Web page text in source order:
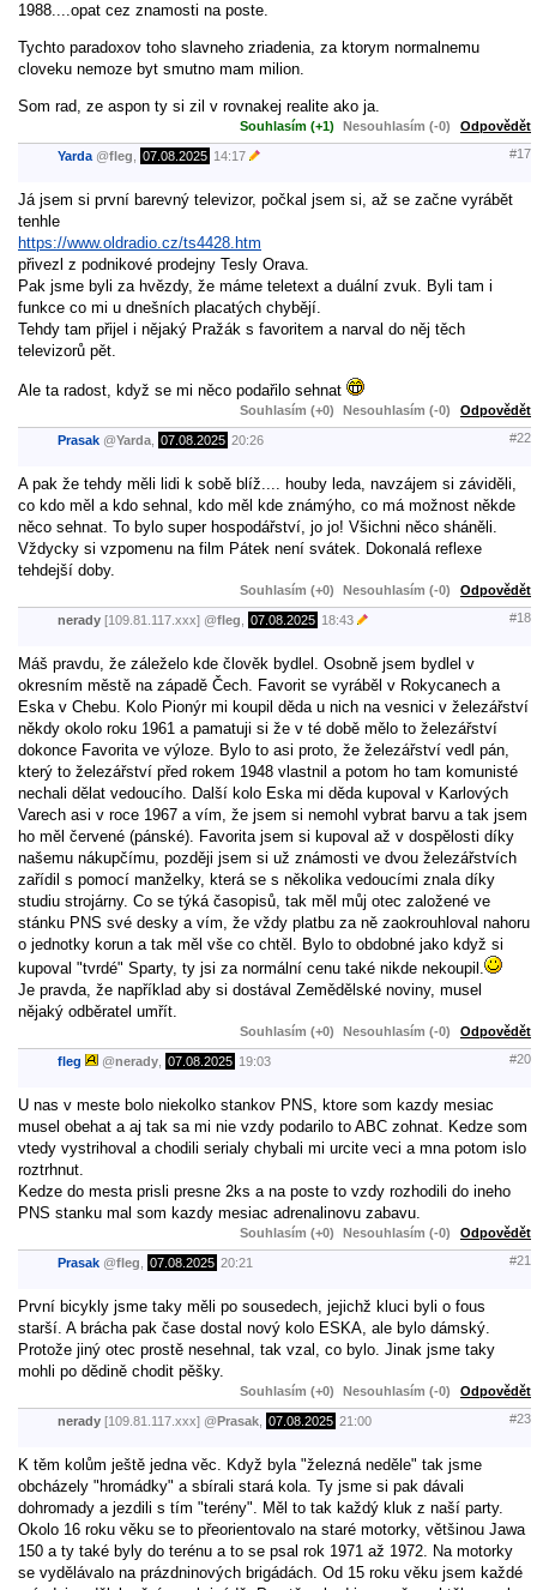
1988....opat cez znamosti na poste.
Tychto paradoxov toho slavneho zriadenia, za ktorym normalnemu
cloveku nemoze byt smutno mam milion.
Som rad, ze aspon ty si zil v rovnakej realite ako ja.
Souhlasím (+1) Nesouhlasím (-0) Odpovědět
Yarda @fleg 07.08.2025 14:17 #17
Já jsem si první barevný televizor, počkal jsem si, až se začne vyrábět
tenhle
https://www.oldradio.cz/ts4428.htm
přivezl z podnikové prodejny Tesly Orava.
Pak jsme byli za hvězdy, že máme teletext a duální zvuk. Byli tam i
funkce co mi u dnešních placatých chybějí.
Tehdy tam přijel i nějaký Pražák s favoritem a narval do něj těch
televizorů pět.
Ale ta radost, když se mi něco podařilo sehnat
Souhlasím (+0) Nesouhlasím (-0) Odpovědět
Prasak @Yarda 07.08.2025 20:26 #22
A pak že tehdy měli lidi k sobě blíž.... houby leda, navzájem si záviděli,
co kdo měl a kdo sehnal, kdo měl kde známýho, co má možnost někde
něco sehnat. To bylo super hospodářství, jo jo! Všichni něco sháněli.
Vždycky si vzpomenu na film Pátek není svátek. Dokonalá reflexe
tehdejší doby.
Souhlasím (+0) Nesouhlasím (-0) Odpovědět
nerady [109.81.117.xxx] @fleg 07.08.2025 18:43 #18
Máš pravdu, že záleželo kde člověk bydlel. Osobně jsem bydlel v
okresním městě na západě Čech. Favorit se vyráběl v Rokycanech a
Eska v Chebu. Kolo Pionýr mi koupil děda u nich na vesnici v železářství
někdy okolo roku 1961 a pamatuji si že v té době mělo to železářství
dokonce Favorita ve výloze. Bylo to asi proto, že železářství vedl pán,
který to železářství před rokem 1948 vlastnil a potom ho tam komunisté
nechali dělat vedoucího. Další kolo Eska mi děda kupoval v Karlových
Varech asi v roce 1967 a vím, že jsem si nemohl vybrat barvu a tak jsem
ho měl červené (pánské). Favorita jsem si kupoval až v dospělosti díky
našemu nákupčímu, později jsem si už známosti ve dvou železářstvích
zařídil s pomocí manželky, která se s několika vedoucími znala díky
studiu strojárny. Co se týká časopisů, tak měl můj otec založené ve
stánku PNS své desky a vím, že vždy platbu za ně zaokrouhloval nahoru
o jednotky korun a tak měl vše co chtěl. Bylo to obdobné jako když si
kupoval "tvrdé" Sparty, ty jsi za normální cenu také nikde nekoupil.
Je pravda, že například aby si dostával Zemědělské noviny, musel
nějaký odběratel umřít.
Souhlasím (+0) Nesouhlasím (-0) Odpovědět
fleg @nerady 07.08.2025 19:03 #20
U nas v meste bolo niekolko stankov PNS, ktore som kazdy mesiac
musel obehat a aj tak sa mi nie vzdy podarilo to ABC zohnat. Kedze som
vtedy vystrihoval a chodili serialy chybali mi urcite veci a mna potom islo
roztrhnut.
Kedze do mesta prisli presne 2ks a na poste to vzdy rozhodili do ineho
PNS stanku mal som kazdy mesiac adrenalinovu zabavu.
Souhlasím (+0) Nesouhlasím (-0) Odpovědět
Prasak @fleg 07.08.2025 20:21 #21
První bicykly jsme taky měli po sousedech, jejichž kluci byli o fous
starší. A brácha pak čase dostal nový kolo ESKA, ale bylo dámský.
Protože jiný otec prostě nesehnal, tak vzal, co bylo. Jinak jsme taky
mohli po dědině chodit pěšky.
Souhlasím (+0) Nesouhlasím (-0) Odpovědět
nerady [109.81.117.xxx] @Prasak 07.08.2025 21:00 #23
K těm kolům ještě jedna věc. Když byla "železná neděle" tak jsme
obcházely "hromádky" a sbírali stará kola. Ty jsme si pak dávali
dohromady a jezdili s tím "terény". Měl to tak každý kluk z naší party.
Okolo 16 roku věku se to přeorientovalo na staré motorky, většinou Jawa
150 a ty také byly do terénu a to se psal rok 1971 až 1972. Na motorky
se vydělávalo na prázdninových brigádách. Od 15 roku věku jsem každé